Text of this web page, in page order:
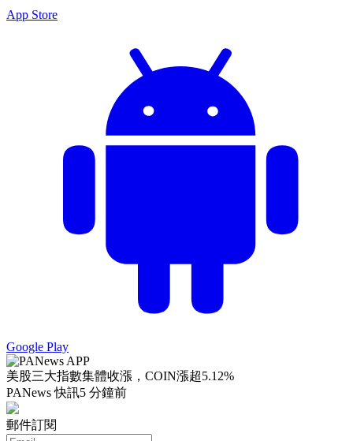
App Store
Google Play
美股三大指數集體收漲，COIN漲超5.12%
PANews 快訊5 分鐘前
郵件訂閱